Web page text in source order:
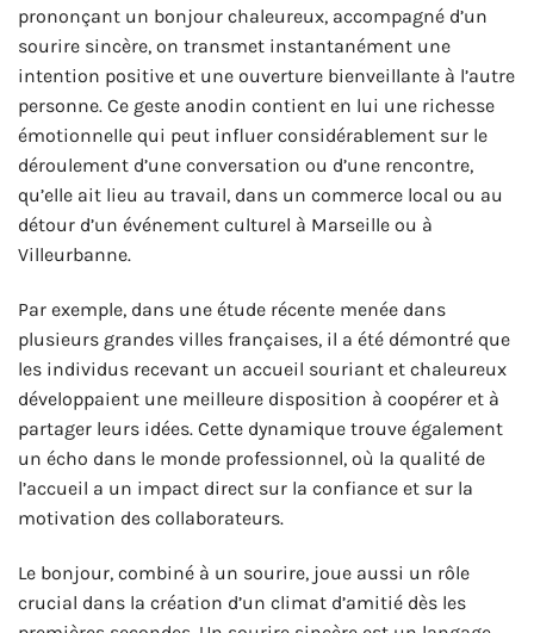
prononçant un bonjour chaleureux, accompagné d’un
sourire sincère, on transmet instantanément une
intention positive et une ouverture bienveillante à l’autre
personne. Ce geste anodin contient en lui une richesse
émotionnelle qui peut influer considérablement sur le
déroulement d’une conversation ou d’une rencontre,
qu’elle ait lieu au travail, dans un commerce local ou au
détour d’un événement culturel à Marseille ou à
Villeurbanne.
Par exemple, dans une étude récente menée dans
plusieurs grandes villes françaises, il a été démontré que
les individus recevant un accueil souriant et chaleureux
développaient une meilleure disposition à coopérer et à
partager leurs idées. Cette dynamique trouve également
un écho dans le monde professionnel, où la qualité de
l’accueil a un impact direct sur la confiance et sur la
motivation des collaborateurs.
Le bonjour, combiné à un sourire, joue aussi un rôle
crucial dans la création d’un climat d’amitié dès les